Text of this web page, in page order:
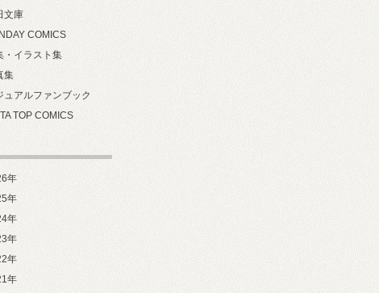
文庫
COMICS
・イラスト集
集
ュアルファンブック
TOP COMICS
年
年
年
年
年
年